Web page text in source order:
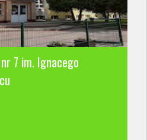
7 im. Ignacego